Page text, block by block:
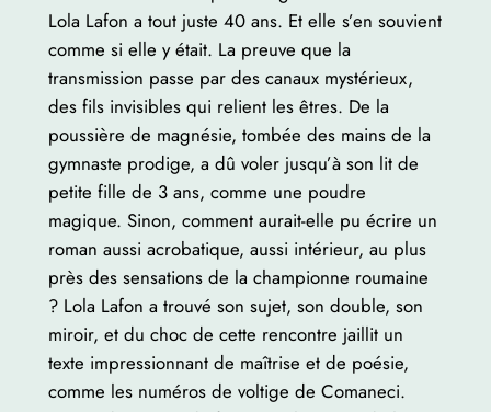
Lola Lafon a tout juste 40 ans. Et elle s’en souvient
comme si elle y était. La preuve que la
transmission passe par des canaux mystérieux,
des fils invisibles qui relient les êtres. De la
poussière de magnésie, tombée des mains de la
gymnaste prodige, a dû voler jusqu’à son lit de
petite fille de 3 ans, comme une poudre
magique. Sinon, comment aurait-elle pu écrire un
roman aussi acrobatique, aussi intérieur, au plus
près des sensations de la championne roumaine
? Lola Lafon a trouvé son sujet, son double, son
miroir, et du choc de cette rencontre jaillit un
texte impressionnant de maîtrise et de poésie,
comme les numéros de voltige de Comaneci.